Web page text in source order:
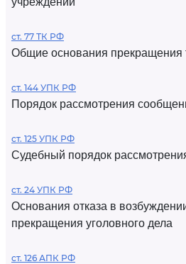
ст. 77 ТК РФ
Общие основания прекращения
ст. 144 УПК РФ
Порядок рассмотрения
ст. 125 УПК РФ
Судебный порядок
ст. 24 УПК РФ
Основания отказа в
прекращения уголовного дела
ст. 126 АПК РФ